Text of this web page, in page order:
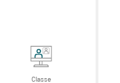
Classe